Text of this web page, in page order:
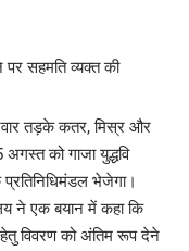
तड़के कतर, मिस्र और
को गाजा युद्धवि
भेजेगा।
ने एक बयान में कहा कि
विवरण को अंतिम रूप देने